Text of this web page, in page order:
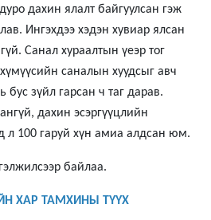
дахин ялалт байгуулсан гэж
Ингэхдээ хэдэн хувиар ялсан
Санал хураалтын үеэр тог
саналын хуудсыг авч
бус зүйл гарсан ч таг дарав.
дахин эсэргүүцлийн
л 100 гаруй хүн амиа алдсан юм.
байлаа.
ХАР ТАМХИНЫ ТҮҮХ